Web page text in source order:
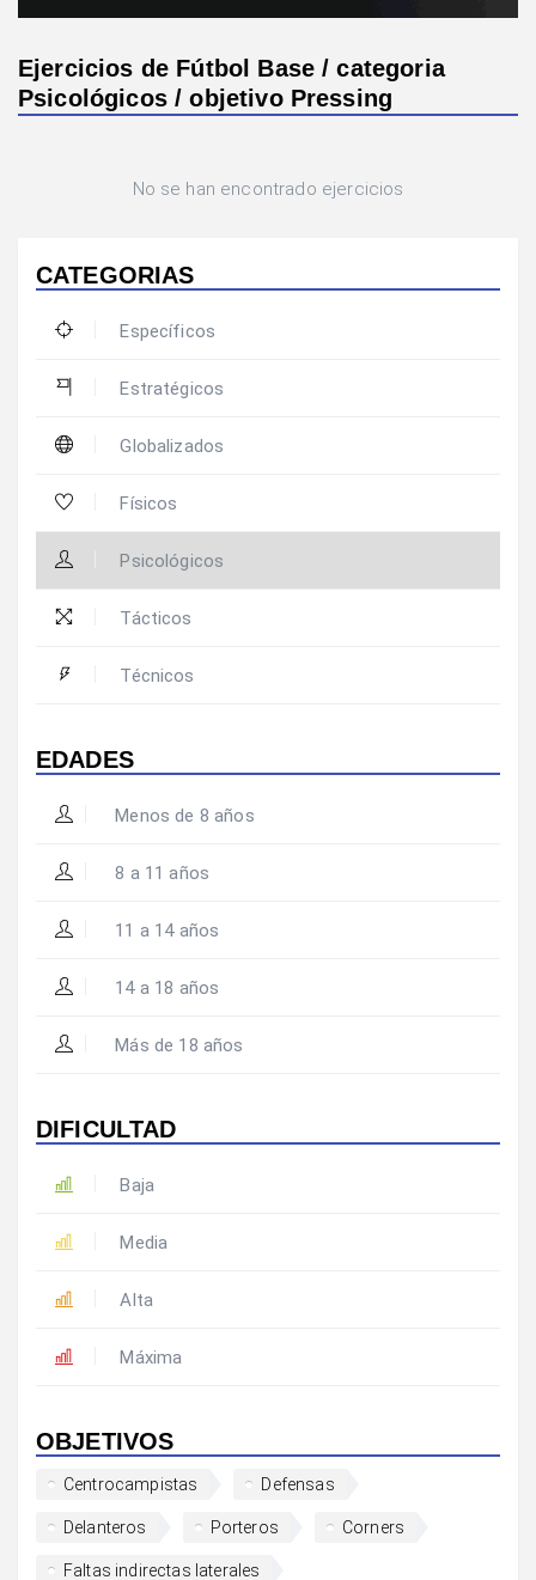
Ejercicios de Fútbol Base / categoria
Psicológicos / objetivo Pressing
No se han encontrado ejercicios
CATEGORIAS
Específicos
Estratégicos
Globalizados
Físicos
Psicológicos
Tácticos
Técnicos
EDADES
Menos de 8 años
8 a 11 años
11 a 14 años
14 a 18 años
Más de 18 años
DIFICULTAD
Baja
Media
Alta
Máxima
OBJETIVOS
Centrocampistas Defensas
Delanteros Porteros Corners
Faltas indirectas laterales